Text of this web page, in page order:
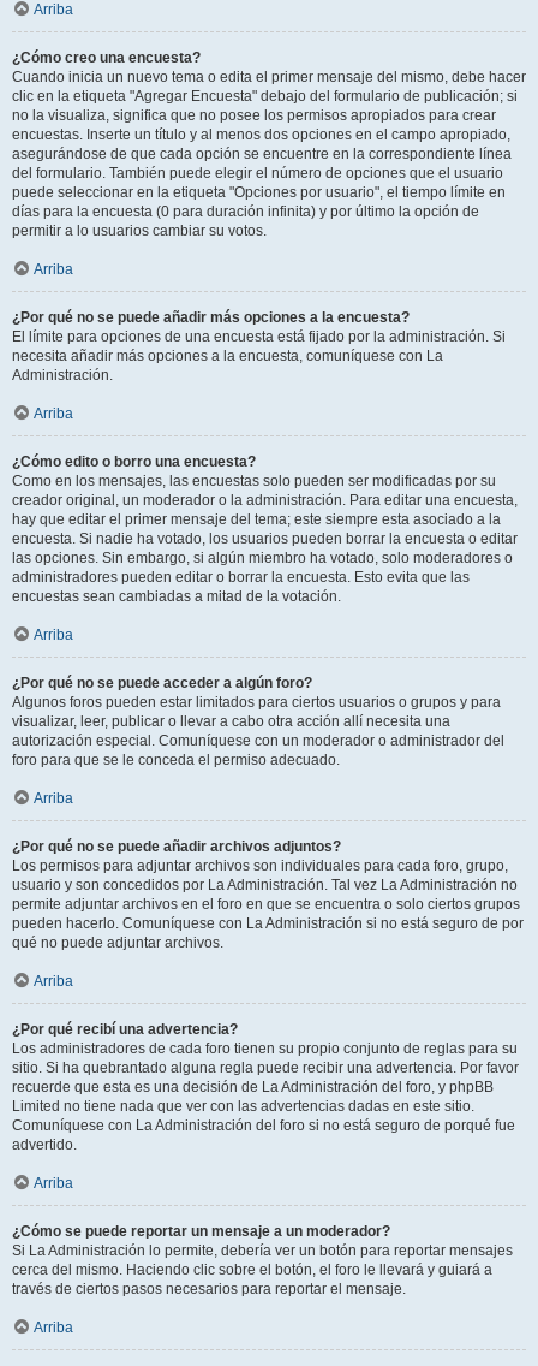
Arriba
¿Cómo creo una encuesta?
Cuando inicia un nuevo tema o edita el primer mensaje del mismo, debe hacer
clic en la etiqueta "Agregar Encuesta" debajo del formulario de publicación; si
no la visualiza, significa que no posee los permisos apropiados para crear
encuestas. Inserte un título y al menos dos opciones en el campo apropiado,
asegurándose de que cada opción se encuentre en la correspondiente línea
del formulario. También puede elegir el número de opciones que el usuario
puede seleccionar en la etiqueta "Opciones por usuario", el tiempo límite en
días para la encuesta (0 para duración infinita) y por último la opción de
permitir a lo usuarios cambiar su votos.
Arriba
¿Por qué no se puede añadir más opciones a la encuesta?
El límite para opciones de una encuesta está fijado por la administración. Si
necesita añadir más opciones a la encuesta, comuníquese con La
Administración.
Arriba
¿Cómo edito o borro una encuesta?
Como en los mensajes, las encuestas solo pueden ser modificadas por su
creador original, un moderador o la administración. Para editar una encuesta,
hay que editar el primer mensaje del tema; este siempre esta asociado a la
encuesta. Si nadie ha votado, los usuarios pueden borrar la encuesta o editar
las opciones. Sin embargo, si algún miembro ha votado, solo moderadores o
administradores pueden editar o borrar la encuesta. Esto evita que las
encuestas sean cambiadas a mitad de la votación.
Arriba
¿Por qué no se puede acceder a algún foro?
Algunos foros pueden estar limitados para ciertos usuarios o grupos y para
visualizar, leer, publicar o llevar a cabo otra acción allí necesita una
autorización especial. Comuníquese con un moderador o administrador del
foro para que se le conceda el permiso adecuado.
Arriba
¿Por qué no se puede añadir archivos adjuntos?
Los permisos para adjuntar archivos son individuales para cada foro, grupo,
usuario y son concedidos por La Administración. Tal vez La Administración no
permite adjuntar archivos en el foro en que se encuentra o solo ciertos grupos
pueden hacerlo. Comuníquese con La Administración si no está seguro de por
qué no puede adjuntar archivos.
Arriba
¿Por qué recibí una advertencia?
Los administradores de cada foro tienen su propio conjunto de reglas para su
sitio. Si ha quebrantado alguna regla puede recibir una advertencia. Por favor
recuerde que esta es una decisión de La Administración del foro, y phpBB
Limited no tiene nada que ver con las advertencias dadas en este sitio.
Comuníquese con La Administración del foro si no está seguro de porqué fue
advertido.
Arriba
¿Cómo se puede reportar un mensaje a un moderador?
Si La Administración lo permite, debería ver un botón para reportar mensajes
cerca del mismo. Haciendo clic sobre el botón, el foro le llevará y guiará a
través de ciertos pasos necesarios para reportar el mensaje.
Arriba